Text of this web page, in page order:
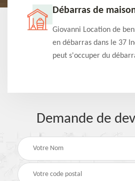
Débarras de
Giovanni Location de
en débarras dans le 37
peut s'occuper du
Demande de